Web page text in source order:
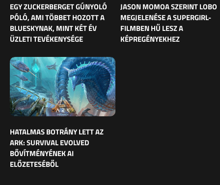
EGY ZUCKERBERGET GÚNYOLÓ
PÓLÓ, AMI TÖBBET HOZOTT A
BLUESKYNAK, MINT KÉT ÉV
ÜZLETI TEVÉKENYSÉGE
JASON MOMOA SZERINT LOBO
MEGJELENÉSE A SUPERGIRL-
FILMBEN HŰ LESZ A
KÉPREGÉNYEKHEZ
HATALMAS BOTRÁNY LETT AZ
ARK: SURVIVAL EVOLVED
BŐVÍTMÉNYÉNEK AI
ELŐZETESÉBŐL